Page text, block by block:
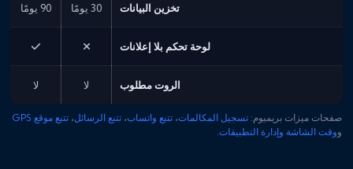
تخزين البيانات 30 يومًا 90 يومًا
لوحة تحكم بلا إعلانات
الروت مطلوب لا لا
صفحات ميزات بريميوم: تسجيل المكالمات، تتبع واتساب، تتبع الرسائل، تتبع موقع GPS
ووقت الشاشة وإدارة التطبيقات